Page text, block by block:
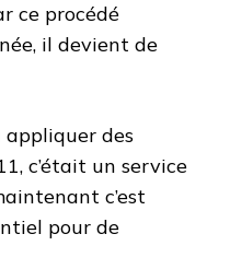
ce procédé
il devient de
appliquer des
c’était un service
c’est
pour de